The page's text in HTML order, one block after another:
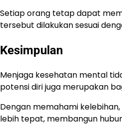
Setiap orang tetap dapat
tersebut dilakukan sesuai
Kesimpulan
Menjaga kesehatan mental
potensi diri juga merupakan
Dengan memahami
lebih tepat, membangun